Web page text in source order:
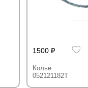
1500
Колье
052121182T